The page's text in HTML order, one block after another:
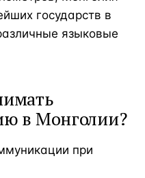
государств в
языковые
в Монголии?
при